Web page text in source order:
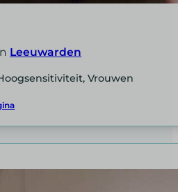
Leeuwarden
Vrouwen